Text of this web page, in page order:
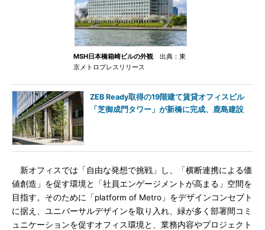
MSH日本橋箱崎ビルの外観 出典：東
京メトロプレスリリース
ZEB Ready取得の19階建て賃貸オフィスビル
「芝御成門タワー」が新橋に完成、鹿島建設
新オフィスでは「自由な発想で挑戦」し、「横断連携による価
値創造」を促す環境と「社員エンゲージメントが高まる」空間を
目指す。そのために「platform of Metro」をデザインコンセプト
に据え、ユニバーサルデザインを取り入れ、緑が多く部署間コミ
ュニケーションを促すオフィス環境と、業務内容やプロジェクト